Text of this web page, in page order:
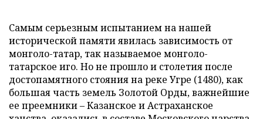
Самым серьезным испытанием на нашей
исторической памяти явилась зависимость от
монголо-татар, так называемое монголо-
татарское иго. Но не прошло и столетия после
достопамятного стояния на реке Угре (1480), как
большая часть земель Золотой Орды, важнейшие
ее преемники – Казанское и Астраханское